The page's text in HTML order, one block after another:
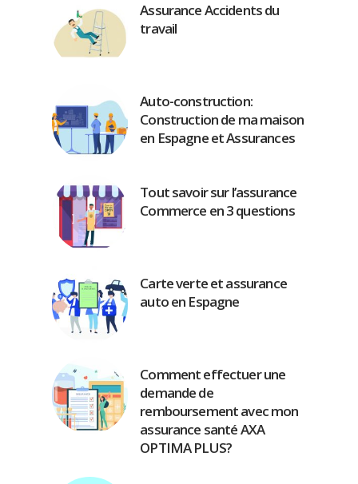
Assurance Accidents du
travail
Auto-construction:
Construction de ma maison
en Espagne et Assurances
Tout savoir sur l’assurance
Commerce en 3 questions
Carte verte et assurance
auto en Espagne
Comment effectuer une
demande de
remboursement avec mon
assurance santé AXA
OPTIMA PLUS?